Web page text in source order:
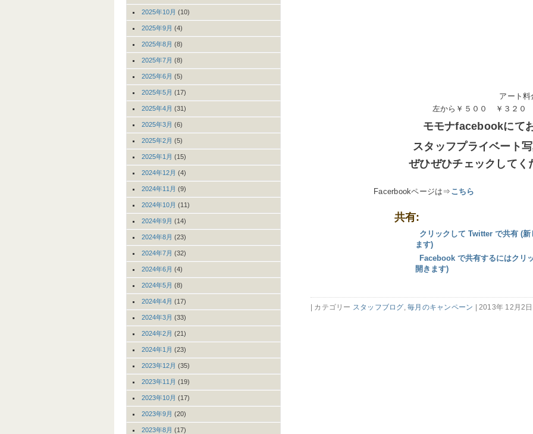
アート料
左から￥５００ ￥３２
モモナfacebookにて
スタッフプライベート
ぜひぜひチェックしてく
Facerbookページは⇒ こちら
共有:
クリックして Twitter で共有 (
ます)
Facebook で共有するにはクリ
開きます)
| カテゴリー スタッフブログ,毎月のキャンペーン | 2013年 12月2
2025年10月 (10)
2025年9月 (4)
2025年8月 (8)
2025年7月 (8)
2025年6月 (5)
2025年5月 (17)
2025年4月 (31)
2025年3月 (6)
2025年2月 (5)
2025年1月 (15)
2024年12月 (4)
2024年11月 (9)
2024年10月 (11)
2024年9月 (14)
2024年8月 (23)
2024年7月 (32)
2024年6月 (4)
2024年5月 (8)
2024年4月 (17)
2024年3月 (33)
2024年2月 (21)
2024年1月 (23)
2023年12月 (35)
2023年11月 (19)
2023年10月 (17)
2023年9月 (20)
2023年8月 (17)